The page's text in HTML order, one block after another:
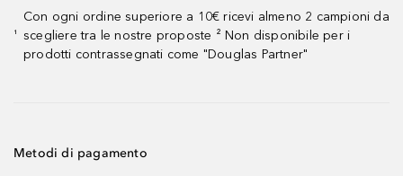
¹
Con ogni ordine superiore a 10€ ricevi almeno 2 campioni da
scegliere tra le nostre proposte ² Non disponibile per i
prodotti contrassegnati come "Douglas Partner"
Metodi di pagamento